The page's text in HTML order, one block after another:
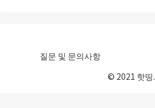
질문 및 문의사항
© 2021 핫띵.